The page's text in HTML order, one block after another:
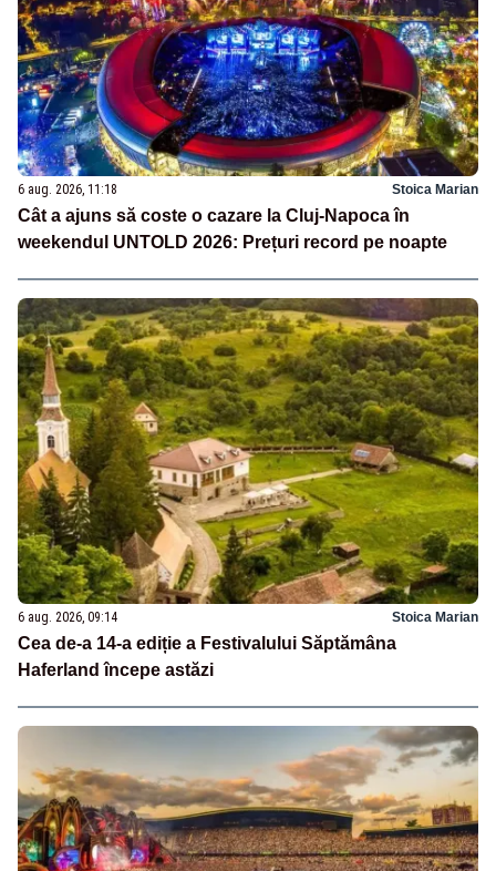
6 aug. 2026, 11:18 Stoica Marian
Cât a ajuns să coste o cazare la Cluj-Napoca în
weekendul UNTOLD 2026: Prețuri record pe noapte
6 aug. 2026, 09:14 Stoica Marian
Cea de-a 14-a ediție a Festivalului Săptămâna
Haferland începe astăzi